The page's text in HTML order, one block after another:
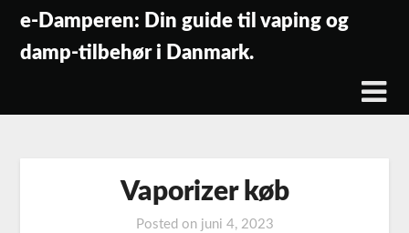
content
e-Damperen: Din guide til vaping og
damp-tilbehør i Danmark.
Vaporizer køb
Posted on juni 4, 2023